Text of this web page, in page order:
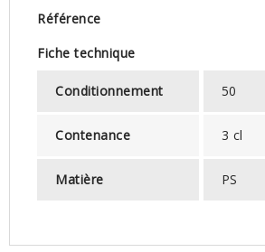
Référence
Fiche technique
Conditionnement 50
Contenance 3 cl
Matière PS